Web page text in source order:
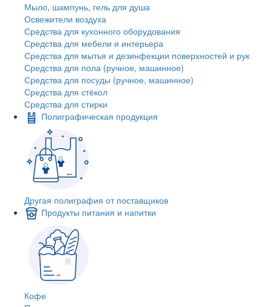
Мыло, шампунь, гель для душа
Освежители воздуха
Средства для кухонного оборудования
Средства для мебели и интерьера
Средства для мытья и дезинфекции поверхностей и рук
Средства для пола (ручное, машинное)
Средства для посуды (ручное, машинное)
Средства для стёкол
Средства для стирки
Полиграфическая продукция
Другая полиграфия от поставщиков
Продукты питания и напитки
Кофе